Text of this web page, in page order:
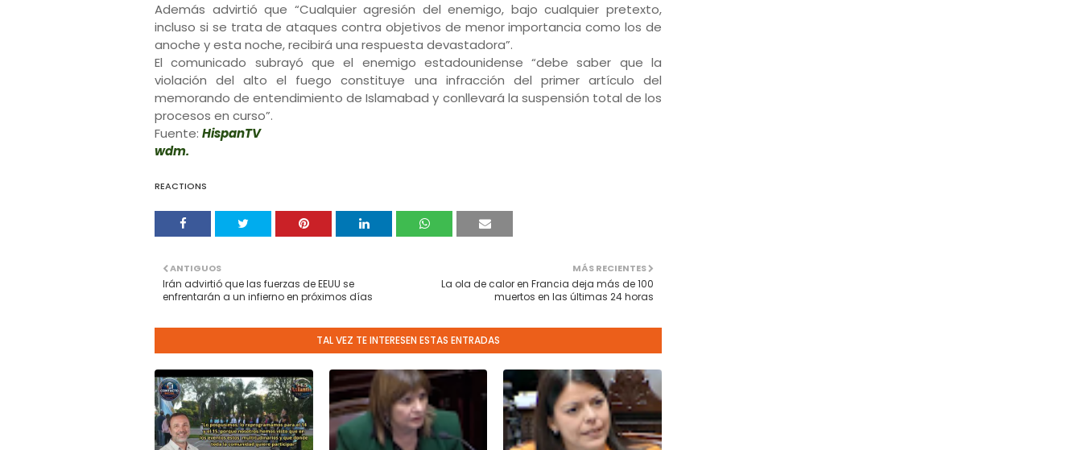
Además advirtió que “Cualquier agresión del enemigo, bajo cualquier pretexto,
incluso si se trata de ataques contra objetivos de menor importancia como los de
anoche y esta noche, recibirá una respuesta devastadora”.
El comunicado subrayó que el enemigo estadounidense “debe saber que la
violación del alto el fuego constituye una infracción del primer artículo del
memorando de entendimiento de Islamabad y conllevará la suspensión total de los
procesos en curso”.
Fuente: HispanTV
wdm.
REACTIONS
MÁS RECIENTES
La ola de calor en Francia deja más de 100
muertos en las últimas 24 horas
ANTIGUOS
Irán advirtió que las fuerzas de EEUU se
enfrentarán a un infierno en próximos días
TAL VEZ TE INTERESEN ESTAS ENTRADAS